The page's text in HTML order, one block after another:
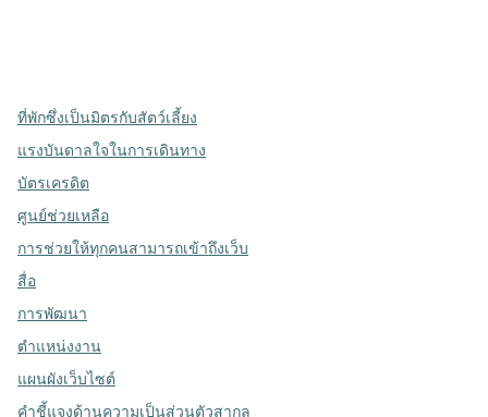
ที่พักซึ่งเป็นมิตรกับสัตว์เลี้ยง
แรงบันดาลใจในการเดินทาง
บัตรเครดิต
ศูนย์ช่วยเหลือ
การช่วยให้ทุกคนสามารถเข้าถึงเว็บ
สื่อ
การพัฒนา
ตำแหน่งงาน
แผนผังเว็บไซต์
คำชี้แจงด้านความเป็นส่วนตัวสากล